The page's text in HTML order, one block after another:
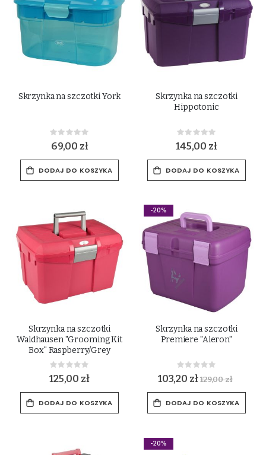
Skrzynka na szczotki York
Rating:
0%
69,00 zł
DODAJ DO KOSZYKA
Skrzynka na szczotki
Hippotonic
Rating:
0%
145,00 zł
DODAJ DO KOSZYKA
Skrzynka na szczotki
Waldhausen "Grooming Kit
Box" Raspberry/Grey
Rating:
0%
125,00 zł
DODAJ DO KOSZYKA
-20%
Skrzynka na szczotki
Premiere "Aleron"
Rating:
0%
103,20 zł129,00 zł
DODAJ DO KOSZYKA
-20%